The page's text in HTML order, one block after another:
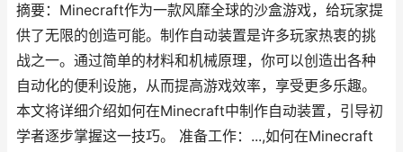
摘要：Minecraft作为一款风靡全球的沙盒游戏，给玩家提
供了无限的创造可能。制作自动装置是许多玩家热衷的挑
战之一。通过简单的材料和机械原理，你可以创造出各种
自动化的便利设施，从而提高游戏效率，享受更多乐趣。
本文将详细介绍如何在Minecraft中制作自动装置，引导初
学者逐步掌握这一技巧。 准备工作：...,如何在Minecraft